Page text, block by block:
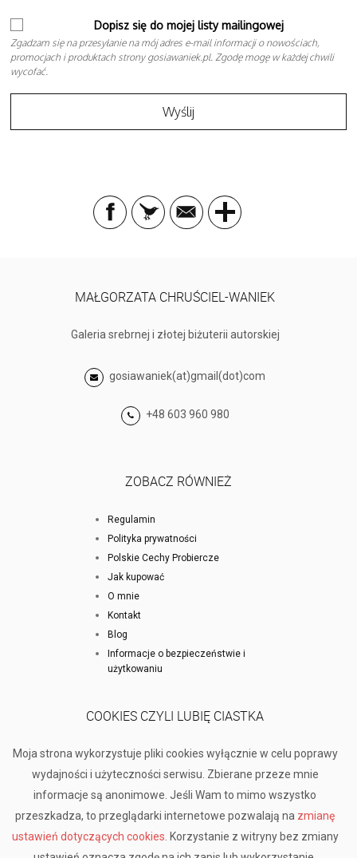
Dopisz się do mojej listy mailingowej
Zgadzam się na przesyłanie na mój adres e-mail informacji o nowościach,
promocjach i produktach strony gosiawaniek.pl. Zgodę mogę w każdej chwili
wycofać.
MAŁGORZATA CHRUŚCIEL-WANIEK
Galeria srebrnej i złotej biżuterii autorskiej
gosiawaniek(at)gmail(dot)com
+48 603 960 980
ZOBACZ RÓWNIEŻ
Regulamin
Polityka prywatności
Polskie Cechy Probiercze
Jak kupować
O mnie
Kontakt
Blog
Informacje o bezpieczeństwie i
użytkowaniu
COOKIES CZYLI LUBIĘ CIASTKA
Moja strona wykorzystuje pliki cookies wyłącznie w celu poprawy
wydajności i użyteczności serwisu. Zbierane przeze mnie
informacje są anonimowe. Jeśli Wam to mimo wszystko
przeszkadza, to przeglądarki internetowe pozwalają na zmianę
ustawień dotyczących cookies . Korzystanie z witryny bez zmiany